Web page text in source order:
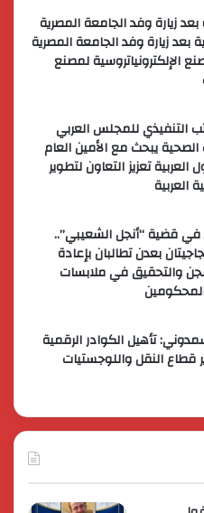
بعد زيارة وفد الجامعة المصرية
بعد زيارة وفد الجامعة المصرية
الإلكترونياتروسية لمصنع
التنفيذي للمجلس العربي
يبحث مع الأمين العام
العربية تعزيز التعاون لتطوير
العربية
في قضية “أنجل الشعيبي”..
بعدن تطالبان بإعادة
والتحقيق في ملابسات
تأهيل الكوادر الرقمية
قطاع النقل واللوجستيات